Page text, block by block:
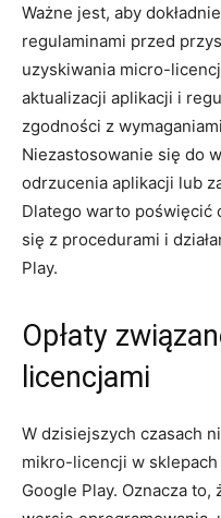
Ważne jest, aby
regulaminami ⁣przed
uzyskiwania micro-
‍aktualizacji aplikacji i
zgodności z
Niezastosowanie się do
odrzucenia aplikacji lub
Dlatego warto⁢ poświęcić⁤
⁤się z procedurami i
Play.
Opłaty
licencjami
W dzisiejszych czasach
mikro-licencji w
Google Play. Oznacza to,